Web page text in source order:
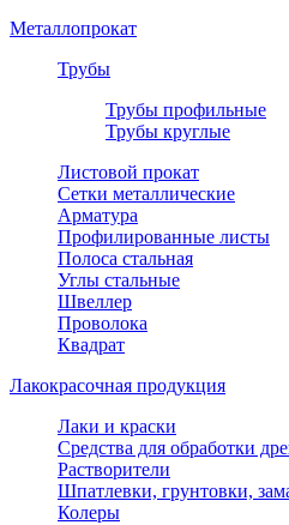
Металлопрокат
Трубы
Трубы профильные
Трубы круглые
Листовой прокат
Сетки металлические
Арматура
Профилированные листы
Полоса стальная
Углы стальные
Швеллер
Проволока
Квадрат
Лакокрасочная продукция
Лаки и краски
Средства для обработки
Растворители
Шпатлевки, грунтовки,
Колеры